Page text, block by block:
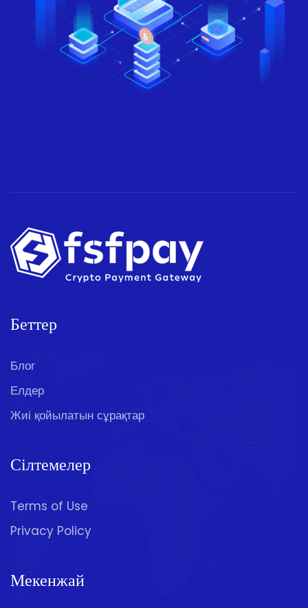
Беттер
Блог
Елдер
Жиі қойылатын сұрақтар
Сілтемелер
Terms of Use
Privacy Policy
Мекенжай